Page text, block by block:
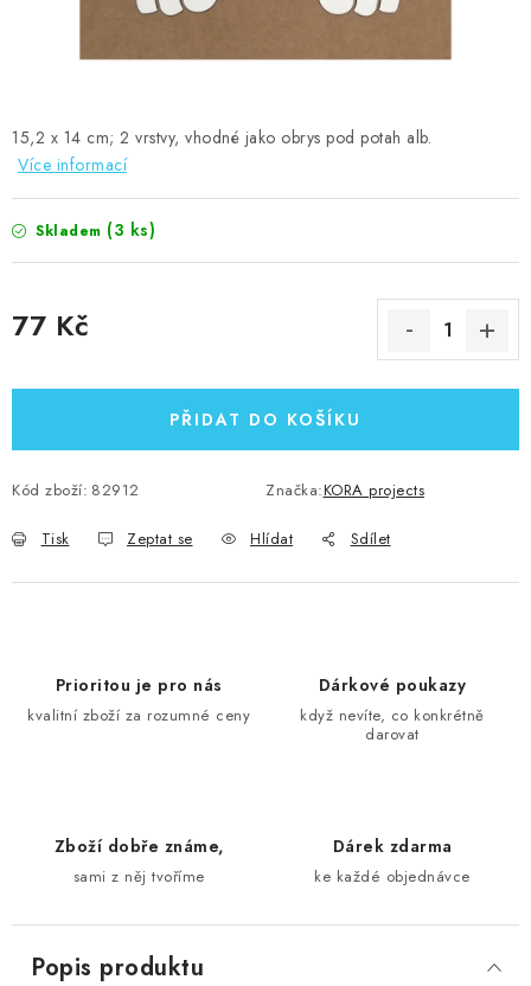
Podmínky ochrany osobních údajů
Ověřování recenzí
15,2 x 14 cm; 2 vrstvy, vhodné jako obrys pod potah alb.
Více informací
Skladem (3 ks)
77 Kč
PŘIDAT DO KOŠÍKU
Kód zboží: 82912 Značka:KORA projects
Tisk Zeptat se Hlídat Sdílet
Prioritou je pro nás
kvalitní zboží za rozumné ceny
Dárkové poukazy
když nevíte, co konkrétně
darovat
Zboží dobře známe,
sami z něj tvoříme
Dárek zdarma
ke každé objednávce
Popis produktu